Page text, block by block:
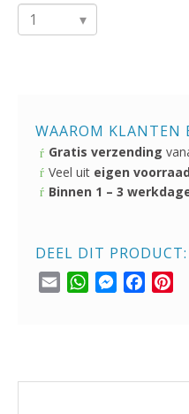
Creafun
Blauw/Groen
Assorti
aantal
WAAROM KLANTEN
Gratis verzending
Veel uit eigen voorraad
Binnen 1 – 3
DEEL DIT PRODUCT:
Email
WhatsApp
Messenger